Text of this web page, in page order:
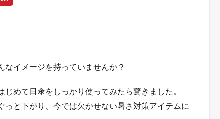
なイメージを持っていませんか？
めて日傘をしっかり使ってみたら驚きました。
と下がり、今では欠かせない暑さ対策アイテムに